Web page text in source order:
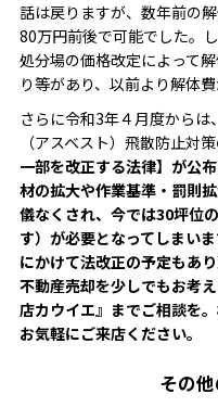
話は戻りますが、数年前の
80万円前後で可能でした。
処分場の価格改定によって
り等があり、以前より解体
さらに令和3年４月度から
（アスベスト）飛散防止対
一部を改正する法律】 が公
材の拡大や作業基準・罰則
儀なくされ、今では30坪位
す）が必要となってしまい
にかけて法改正の予定もあ
不動産売却を少しでもお考
店カウイエ』までご相談を
お気軽にご来店ください。
その